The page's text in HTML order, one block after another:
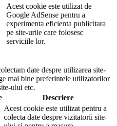
Acest cookie este utilizat de
Google AdSense pentru a
experimenta eficienta publicitara
pe site-urile care folosesc
serviciile lor.
date despre utilizarea site-
mai bine preferintele utilizatorilor
ului etc.
Descriere
Acest cookie este utilizat pentru a
colecta date despre vizitatorii site-